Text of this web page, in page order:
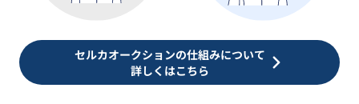
セルカオークションの仕組みについて
詳しくはこちら